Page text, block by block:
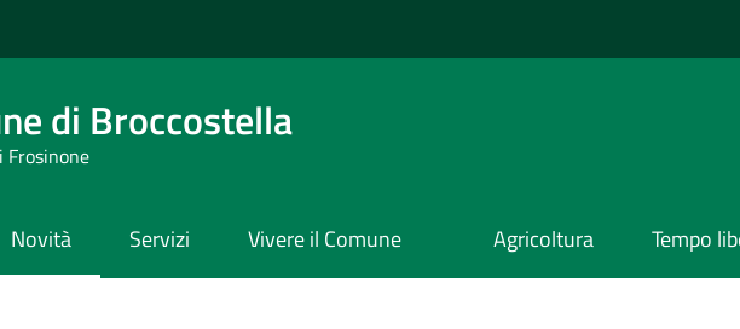
di Broccostella
Frosinone
Novità Servizi Vivere il Comune Agricoltura Tempo